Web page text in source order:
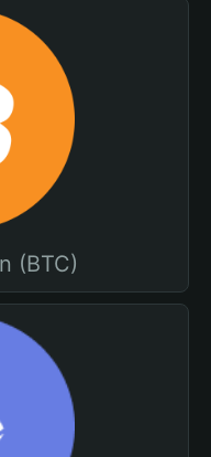
(BTC)